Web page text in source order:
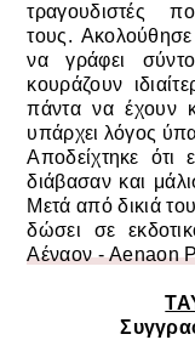
τους.
να γράφει
κουράζουν
πάντα να έχουν
υπάρχει λόγος
Αποδείχτηκε ότι
διάβασαν και
Μετά από δικιά
δώσει σε
Αέναον - Aenaon